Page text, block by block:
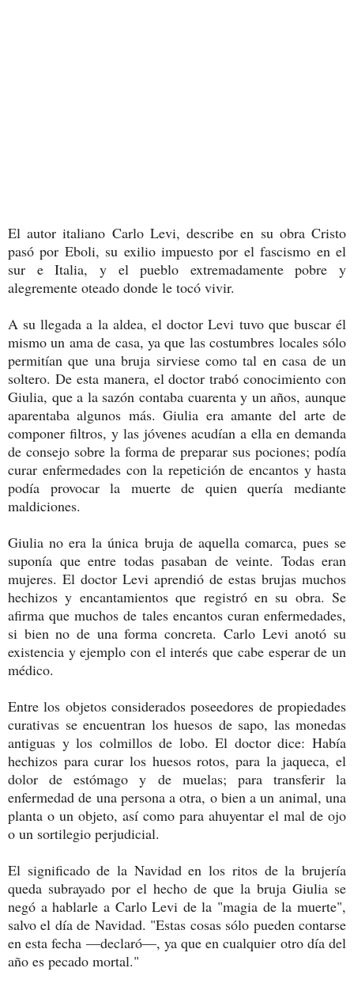
El autor italiano Carlo Levi, describe en su obra Cristo
pasó por Eboli, su exilio impuesto por el fascismo en el
sur e Italia, y el pueblo extremadamente pobre y
alegremente oteado donde le tocó vivir.
A su llegada a la aldea, el doctor Levi tuvo que buscar él
mismo un ama de casa, ya que las costumbres locales sólo
permitían que una bruja sirviese como tal en casa de un
soltero. De esta manera, el doctor trabó conocimiento con
Giulia, que a la sazón contaba cuarenta y un años, aunque
aparentaba algunos más. Giulia era amante del arte de
componer filtros, y las jóvenes acudían a ella en demanda
de consejo sobre la forma de preparar sus pociones; podía
curar enfermedades con la repetición de encantos y hasta
podía provocar la muerte de quien quería mediante
maldiciones.
Giulia no era la única bruja de aquella comarca, pues se
suponía que entre todas pasaban de veinte. Todas eran
mujeres. El doctor Levi aprendió de estas brujas muchos
hechizos y encantamientos que registró en su obra. Se
afirma que muchos de tales encantos curan enfermedades,
si bien no de una forma concreta. Carlo Levi anotó su
existencia y ejemplo con el interés que cabe esperar de un
médico.
Entre los objetos considerados poseedores de propiedades
curativas se encuentran los huesos de sapo, las monedas
antiguas y los colmillos de lobo. El doctor dice: Había
hechizos para curar los huesos rotos, para la jaqueca, el
dolor de estómago y de muelas; para transferir la
enfermedad de una persona a otra, o bien a un animal, una
planta o un objeto, así como para ahuyentar el mal de ojo
o un sortilegio perjudicial.
El significado de la Navidad en los ritos de la brujería
queda subrayado por el hecho de que la bruja Giulia se
negó a hablarle a Carlo Levi de la "magia de la muerte",
salvo el día de Navidad. "Estas cosas sólo pueden contarse
en esta fecha —declaró—, ya que en cualquier otro día del
año es pecado mortal."